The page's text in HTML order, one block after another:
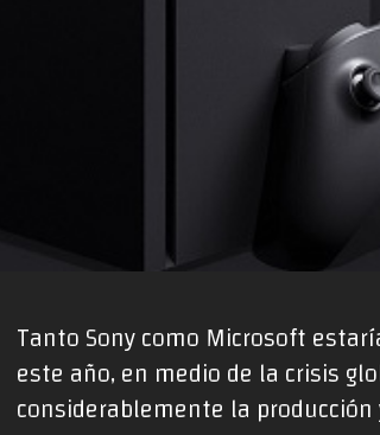
Tanto Sony como Microsoft
este año, en medio de la crisis
considerablemente la producción